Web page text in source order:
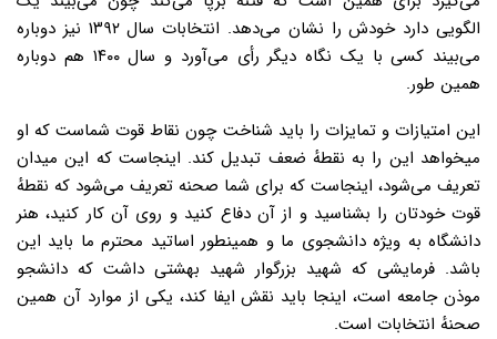
الگویی دارد خودش را نشان می‌دهد. انتخابات سال ۱۳۹۲ نیز دوباره
می‌بیند کسی با یک نگاه دیگر رأی می‌آورد و سال ۱۴۰۰ هم دوباره
همین طور.
این امتیازات و تمایزات را باید شناخت چون نقاط قوت شماست که او
میخواهد این را به نقطهٔ ضعف تبدیل کند. اینجاست که این میدان
تعریف می‌شود، اینجاست که برای شما صحنه تعریف می‌شود که نقطهٔ
قوت خودتان را بشناسید و از آن دفاع کنید و روی آن کار کنید، هنر
دانشگاه به ویژه دانشجوی ما و همینطور اساتید محترم ما باید این
باشد. فرمایشی که شهید بزرگوار شهید بهشتی داشت که دانشجو
موذن جامعه است، اینجا باید نقش ایفا کند، یکی از موارد آن همین
صحنهٔ انتخابات است.